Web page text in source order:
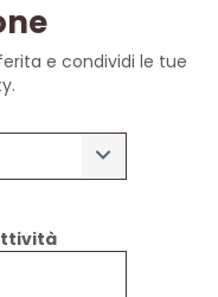
e condividi le tue